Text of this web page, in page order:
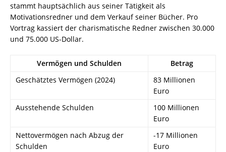
stammt hauptsächlich aus seiner Tätigkeit als
Motivationsredner und dem Verkauf seiner Bücher. Pro
Vortrag kassiert der charismatische Redner zwischen 30.000
und 75.000 US-Dollar.
Vermögen und Schulden
Betrag
Geschätztes Vermögen (2024)
83 Millionen
Euro
Ausstehende Schulden
100 Millionen
Euro
Nettovermögen nach Abzug der
Schulden
-17 Millionen
Euro